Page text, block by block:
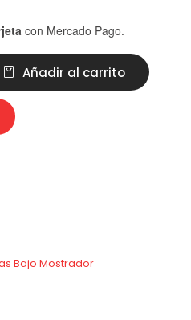
con Mercado Pago.
Añadir al carrito
Bajo Mostrador